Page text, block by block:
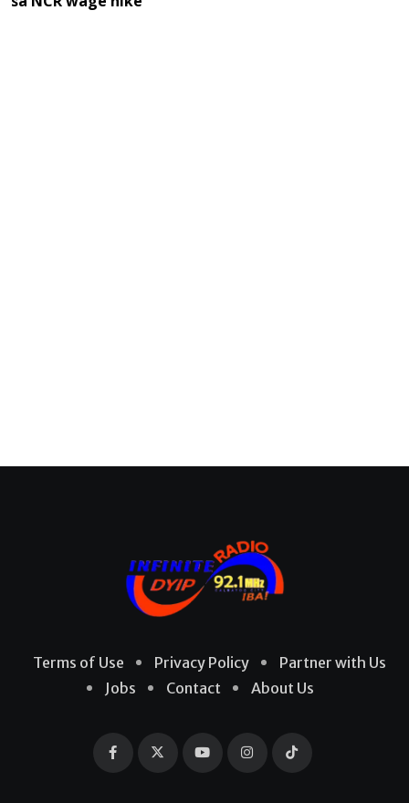
Terms of Use Privacy Policy
Partner with Us
Jobs
Contact About Us